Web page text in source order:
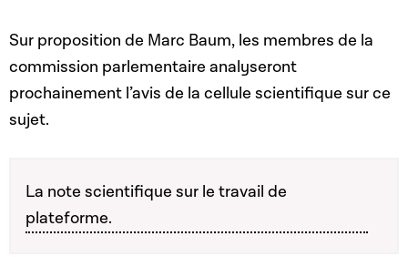
Sur proposition de Marc Baum, les membres de la
commission parlementaire analyseront
prochainement l’avis de la cellule scientifique sur ce
sujet.
La note scientifique sur le travail de
plateforme.